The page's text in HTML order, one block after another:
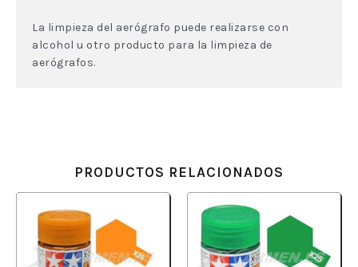
La limpieza del aerógrafo puede realizarse con
alcohol u otro producto para la limpieza de
aerógrafos.
PRODUCTOS RELACIONADOS